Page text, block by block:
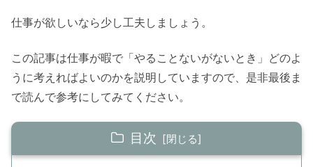
仕事が欲しいなら少し工夫しましょう。
この記事は仕事が暇で「やることないがないとき」どのよ
うに考えればよいのかを説明していますので、是非最後ま
で読んで参考にしてみてください。
目次